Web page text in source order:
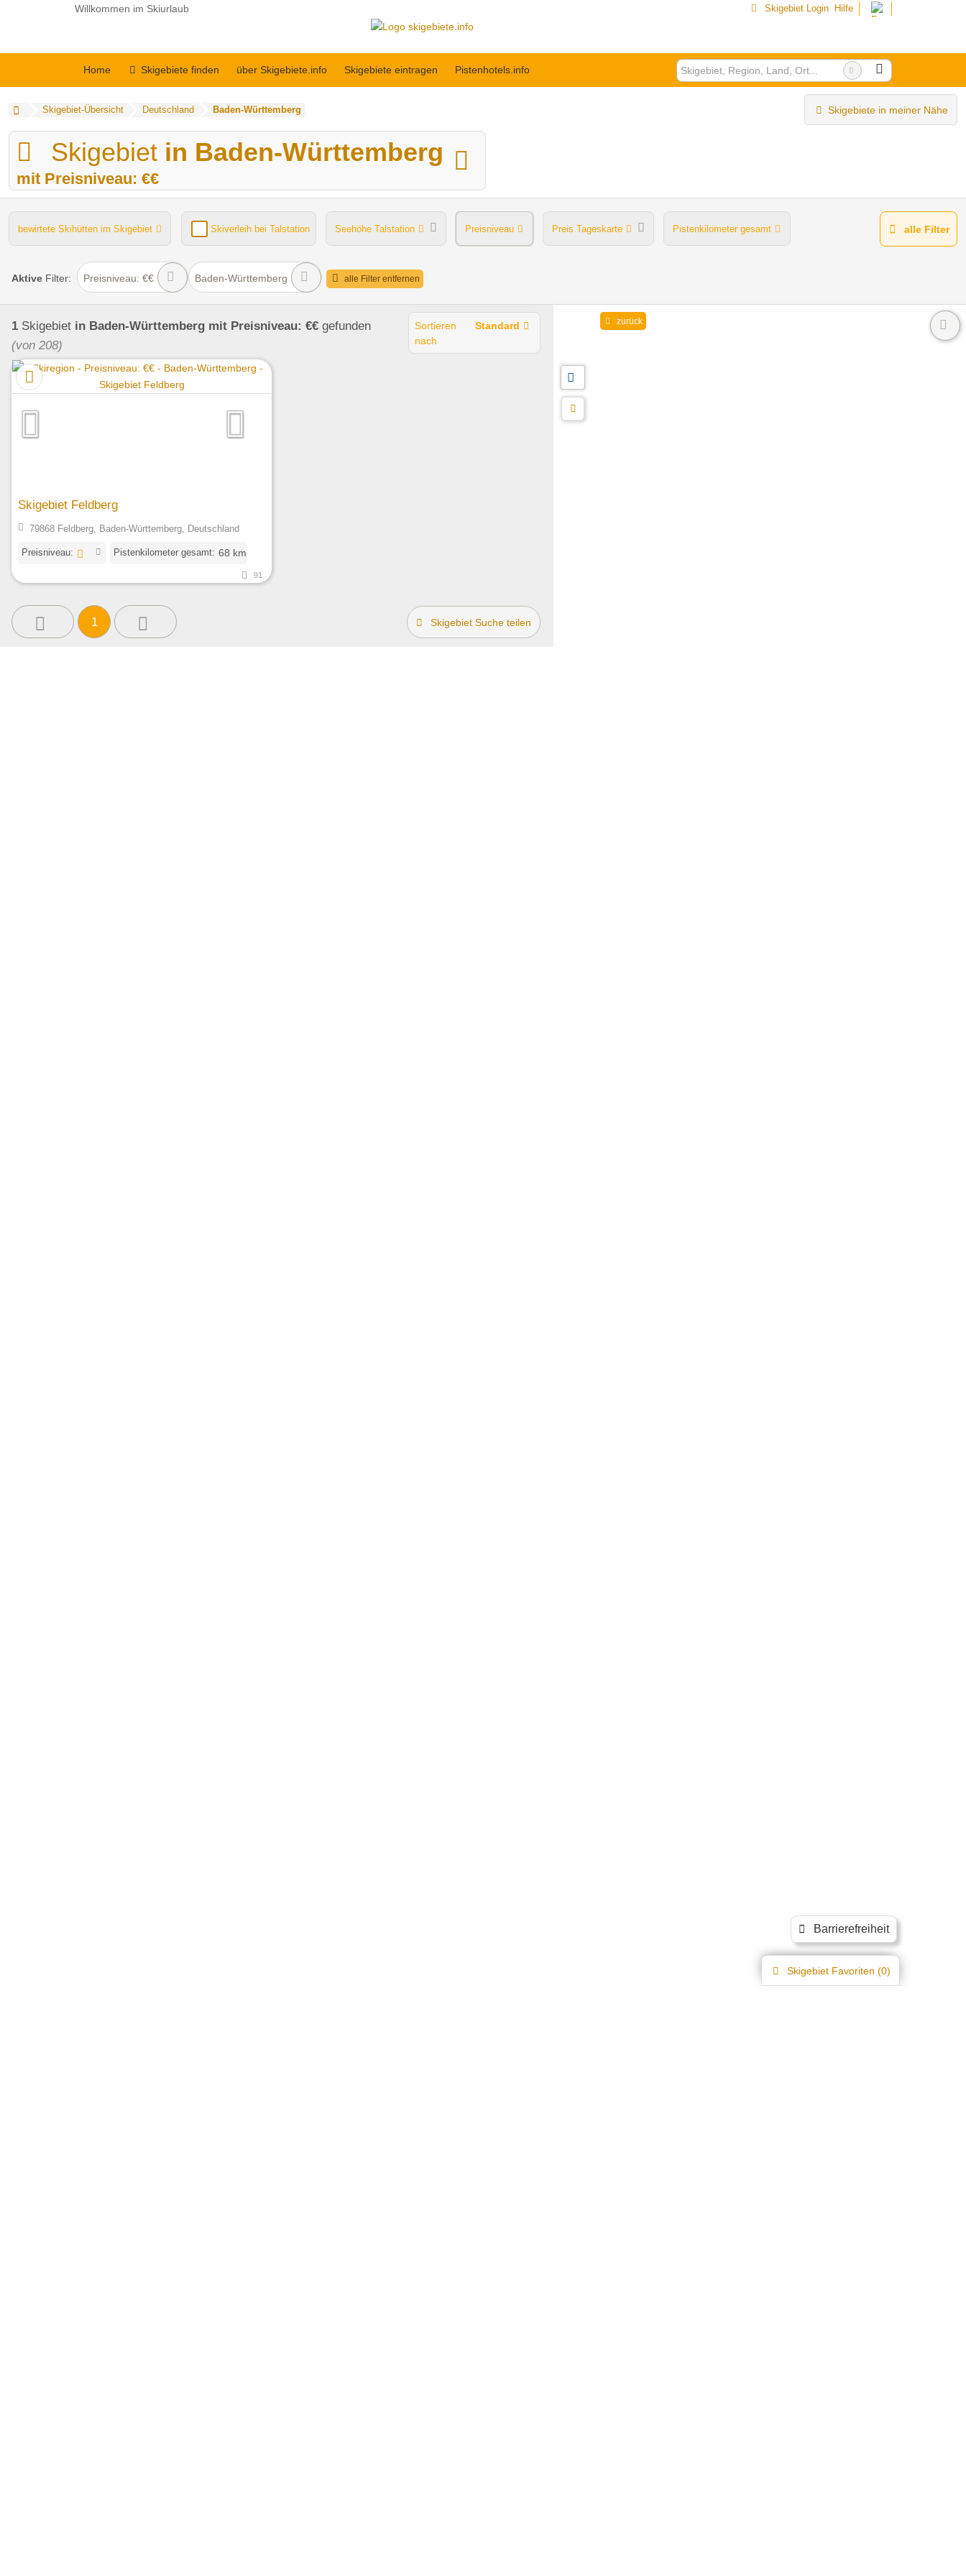
Willkommen im Skiurlaub
Barrierefreiheit
Skigebiet Login Hilfe
Home Skigebiete finden über Skigebiete.info Skigebiete eintragen Pistenhotels.info
Skigebiet-Übersicht Deutschland Baden-Württemberg Skigebiete in meiner Nähe
Skigebiet in Baden-Württemberg
mit Preisniveau: €€
bewirtete Skihütten im Skigebiet Skiverleih bei Talstation Seehöhe Talstation Preisniveau Preis Tageskarte Pistenkilometer gesamt
Kinder- / Übungshang Lifte gesamt Funpark Après Ski im Skigebiet
alle Filter
Aktive Filter: Preisniveau: €€ Baden-Württemberg alle Filter entfernen
1 Skigebiet in Baden-Württemberg mit Preisniveau: €€ gefunden
(von 208)
Sortieren
nach
Standard
Skigebiet Feldberg
79868 Feldberg, Baden-Württemberg, Deutschland
Preisniveau: Pistenkilometer gesamt: 68 km
91
1 Skigebiet Suche teilen
Skigebiet Favoriten (0)
zurück